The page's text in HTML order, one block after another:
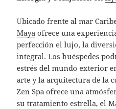
Ubicado frente al mar
Maya ofrece una
perfección el lujo, la
integral. Los huéspedes
estrés del mundo exterior
arte y la arquitectura de la
Zen Spa ofrece una
su tratamiento estrella, el